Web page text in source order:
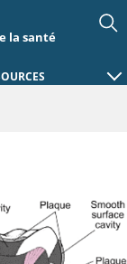
la santé